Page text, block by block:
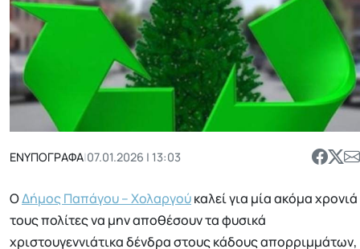
ΕΝΥΠΟΓΡΑΦΑ|07.01.2026 | 13:03
ΟΔήμος Παπάγου – Χολαργούκαλεί για μία ακόμα χρονιά
τους πολίτες να μην αποθέσουν τα φυσικά
χριστουγεννιάτικα δένδρα στους κάδους απορριμμάτων,